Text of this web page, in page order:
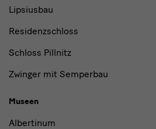
Lipsiusbau
Residenzschloss
Schloss Pillnitz
Zwinger mit Semperbau
Museen
Albertinum